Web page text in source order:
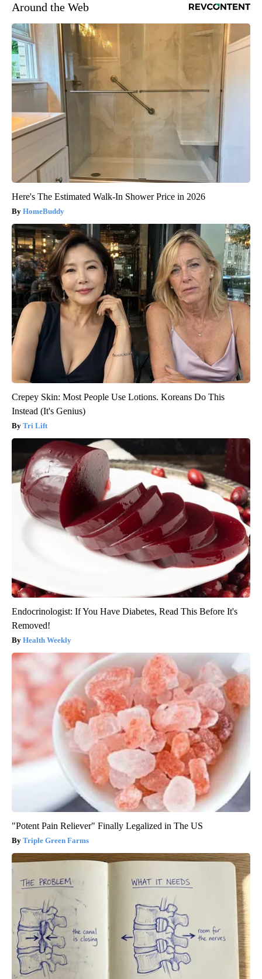
Around the Web
Here's The Estimated Walk-In Shower Price in 2026
HomeBuddy
Crepey Skin: Most People Use Lotions. Koreans Do This
Instead (It's Genius)
Tri Lift
Endocrinologist: If You Have Diabetes, Read This Before It's
Removed!
Health Weekly
"Potent Pain Reliever" Finally Legalized in The US
Triple Green Farms